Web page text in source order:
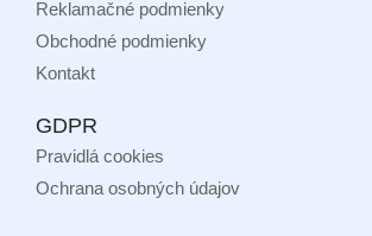
Reklamačné podmienky
Obchodné podmienky
Kontakt
GDPR
Pravidlá cookies
Ochrana osobných údajov